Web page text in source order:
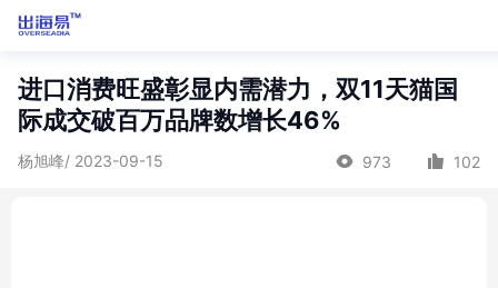
进口消费旺盛彰显内需潜力，双11天猫国
际成交破百万品牌数增长46%
杨旭峰/ 2023-09-15 973 102